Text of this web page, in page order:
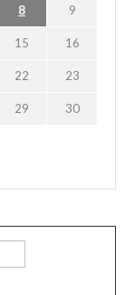
8 9
15 16
22 23
29 30